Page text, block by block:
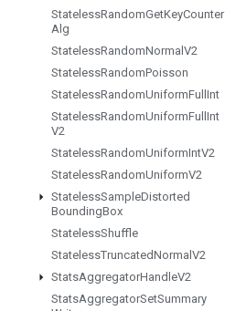
StatelessRandomGetKeyCounter
Alg
StatelessRandomNormal V2
StatelessRandomPoisson
StatelessRandomUniformFull Int
StatelessRandomUniformFull Int
V2
StatelessRandomUniformIntV2
StatelessRandomUniformV2
StatelessSampleDistorted
BoundingBox
StatelessShuffle
StatelessTruncatedNormal V2
StatsAggregatorHandleV2
StatsAggregatorSetSummary